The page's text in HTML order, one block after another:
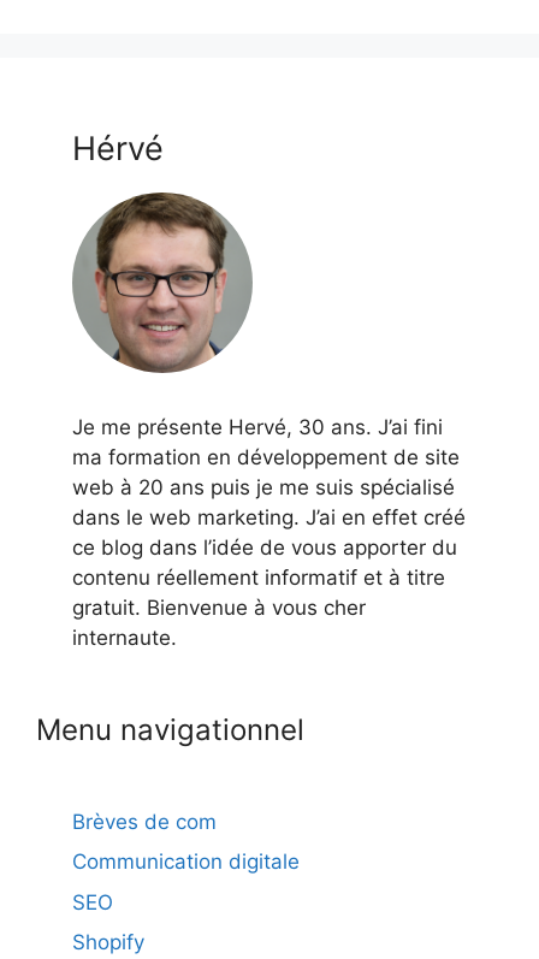
Hérvé
Je me présente Hervé, 30 ans. J’ai fini
ma formation en développement de site
web à 20 ans puis je me suis spécialisé
dans le web marketing. J’ai en effet créé
ce blog dans l’idée de vous apporter du
contenu réellement informatif et à titre
gratuit. Bienvenue à vous cher
internaute.
Menu navigationnel
Brèves de com
Communication digitale
SEO
Shopify